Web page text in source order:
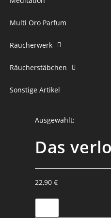
Multi Oro Parfum
Räucherwerk
Räucherstäbchen
Sonstige Artikel
Ausgewählt:
Das
22,90 €